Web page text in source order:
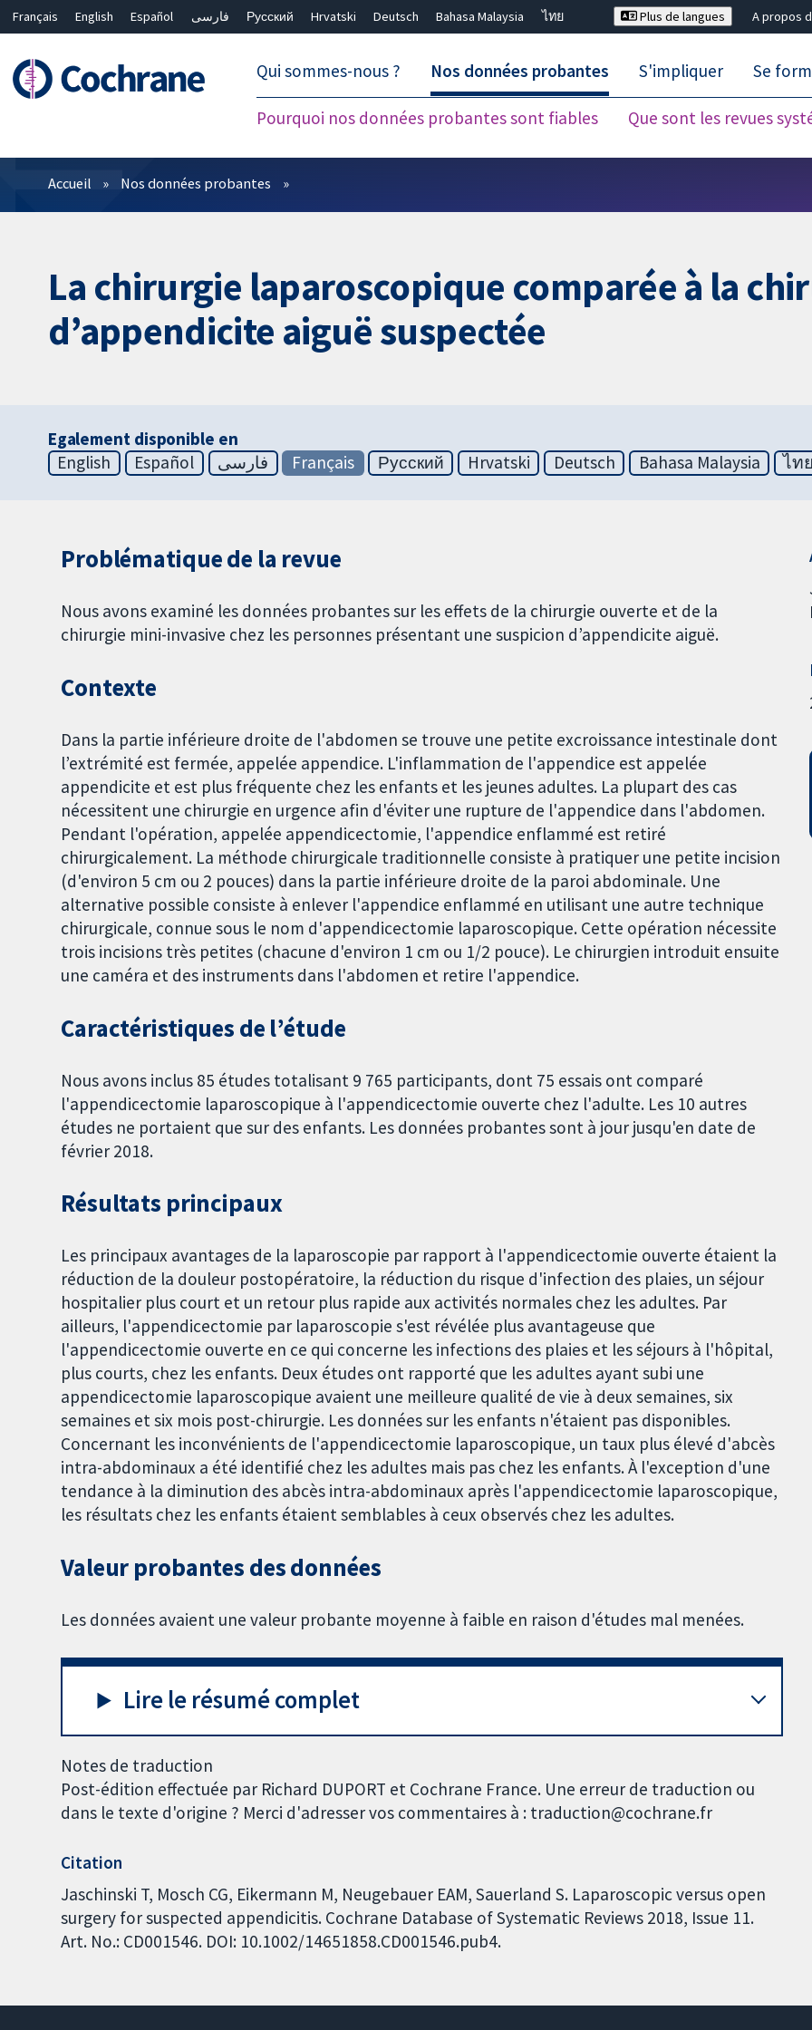
Français English Español فارسی Русский Hrvatski Deutsch Bahasa Malaysia
ไทย
Plus de langues A propos
Qui sommes-nous ? Nos données probantes
Pourquoi nos données probantes sont fiables Que sont les revues
S'impliquer Se
Filtres
Accueil Nos données probantes
La chirurgie laparoscopique comparée à la
d’appendicite aiguë suspectée
Egalement disponible en
English
Español فارسی Français Русский Hrvatski Deutsch Bahasa Malaysia ไทย
Problématique de la revue
Nous avons examiné les données probantes sur les effets de la chirurgie ouverte et de la
chirurgie mini-invasive chez les personnes présentant une suspicion d’appendicite aiguë.
Contexte
Dans la partie inférieure droite de l'abdomen se trouve une petite excroissance intestinale dont
l’extrémité est fermée, appelée appendice. L'inflammation de l'appendice est appelée
appendicite et est plus fréquente chez les enfants et les jeunes adultes. La plupart des cas
nécessitent une chirurgie en urgence afin d'éviter une rupture de l'appendice dans l'abdomen.
Pendant l'opération, appelée appendicectomie, l'appendice enflammé est retiré
chirurgicalement. La méthode chirurgicale traditionnelle consiste à pratiquer une petite incision
(d'environ 5 cm ou 2 pouces) dans la partie inférieure droite de la paroi abdominale. Une
alternative possible consiste à enlever l'appendice enflammé en utilisant une autre technique
chirurgicale, connue sous le nom d'appendicectomie laparoscopique. Cette opération nécessite
trois incisions très petites (chacune d'environ 1 cm ou 1/2 pouce). Le chirurgien introduit ensuite
une caméra et des instruments dans l'abdomen et retire l'appendice.
Caractéristiques de l’étude
Nous avons inclus 85 études totalisant 9 765 participants, dont 75 essais ont comparé
l'appendicectomie laparoscopique à l'appendicectomie ouverte chez l'adulte. Les 10 autres
études ne portaient que sur des enfants. Les données probantes sont à jour jusqu'en date de
février 2018.
Résultats principaux
Les principaux avantages de la laparoscopie par rapport à l'appendicectomie ouverte étaient la
réduction de la douleur postopératoire, la réduction du risque d'infection des plaies, un séjour
hospitalier plus court et un retour plus rapide aux activités normales chez les adultes. Par
ailleurs, l'appendicectomie par laparoscopie s'est révélée plus avantageuse que
l'appendicectomie ouverte en ce qui concerne les infections des plaies et les séjours à l'hôpital,
plus courts, chez les enfants. Deux études ont rapporté que les adultes ayant subi une
appendicectomie laparoscopique avaient une meilleure qualité de vie à deux semaines, six
semaines et six mois post-chirurgie. Les données sur les enfants n'étaient pas disponibles.
Concernant les inconvénients de l'appendicectomie laparoscopique, un taux plus élevé d'abcès
intra-abdominaux a été identifié chez les adultes mais pas chez les enfants. À l'exception d'une
tendance à la diminution des abcès intra-abdominaux après l'appendicectomie laparoscopique,
les résultats chez les enfants étaient semblables à ceux observés chez les adultes.
Valeur probantes des données
Les données avaient une valeur probante moyenne à faible en raison d'études mal menées.
Lire le résumé complet
Notes de traduction
Post-édition effectuée par Richard DUPORT et Cochrane France. Une erreur de traduction ou
dans le texte d'origine ? Merci d'adresser vos commentaires à : traduction@cochrane.fr
Citation
Jaschinski T, Mosch CG, Eikermann M, Neugebauer EAM, Sauerland S. Laparoscopic versus open
surgery for suspected appendicitis. Cochrane Database of Systematic Reviews 2018, Issue 11.
Art. No.: CD001546. DOI: 10.1002/14651858.CD001546.pub4.